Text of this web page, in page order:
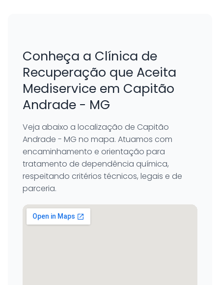
Conheça a Clínica de
Recuperação que Aceita
Mediservice em Capitão
Andrade - MG
Veja abaixo a localização de Capitão
Andrade - MG no mapa. Atuamos com
encaminhamento e orientação para
tratamento de dependência química,
respeitando critérios técnicos, legais e de
parceria.